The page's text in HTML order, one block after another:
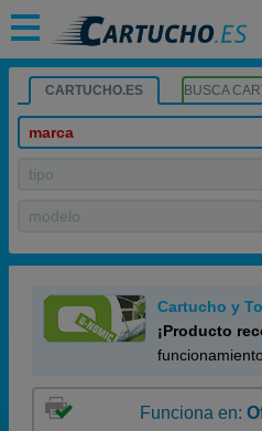
CARTUCHO.ES
marca
tipo
modelo
Cartucho y
¡Producto
Funciona en: